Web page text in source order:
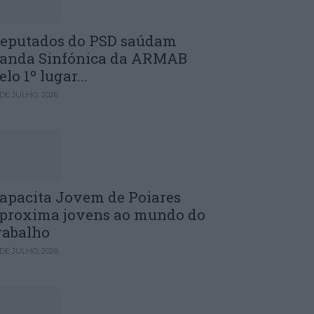
do PSD saúdam
Sinfónica da ARMAB
1º lugar...
JULHO, 2026
Jovem de Poiares
jovens ao mundo do
JULHO, 2026